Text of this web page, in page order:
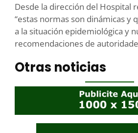
Desde la dirección del Hospital
“estas normas son dinámicas y
a la situación epidemiológica y
recomendaciones de
Otras noticias